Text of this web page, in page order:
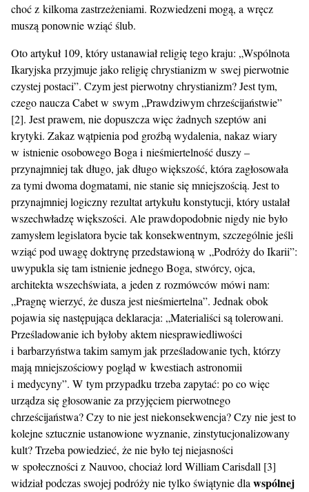
choć z kilkoma zastrzeżeniami. Rozwiedzeni mogą, a wręcz
muszą ponownie wziąć ślub.
Oto artykuł 109, który ustanawiał religię tego kraju: „Wspólnota
Ikaryjska przyjmuje jako religię chrystianizm w swej pierwotnie
czystej postaci”. Czym jest pierwotny chrystianizm? Jest tym,
czego naucza Cabet w swym „Prawdziwym chrześcijaństwie”
[2]. Jest prawem, nie dopuszcza więc żadnych szeptów ani
krytyki. Zakaz wątpienia pod groźbą wydalenia, nakaz wiary
w istnienie osobowego Boga i nieśmiertelność duszy –
przynajmniej tak długo, jak długo większość, która zagłosowała
za tymi dwoma dogmatami, nie stanie się mniejszością. Jest to
przynajmniej logiczny rezultat artykułu konstytucji, który ustalał
wszechwładzę większości. Ale prawdopodobnie nigdy nie było
zamysłem legislatora bycie tak konsekwentnym, szczególnie jeśli
wziąć pod uwagę doktrynę przedstawioną w „Podróży do Ikarii”:
uwypukla się tam istnienie jednego Boga, stwórcy, ojca,
architekta wszechświata, a jeden z rozmówców mówi nam:
„Pragnę wierzyć, że dusza jest nieśmiertelna”. Jednak obok
pojawia się następująca deklaracja: „Materialiści są tolerowani.
Prześladowanie ich byłoby aktem niesprawiedliwości
i barbarzyństwa takim samym jak prześladowanie tych, którzy
mają mniejszościowy pogląd w kwestiach astronomii
i medycyny”. W tym przypadku trzeba zapytać: po co więc
urządza się głosowanie za przyjęciem pierwotnego
chrześcijaństwa? Czy to nie jest niekonsekwencja? Czy nie jest to
kolejne sztucznie ustanowione wyznanie, zinstytucjonalizowany
kult? Trzeba powiedzieć, że nie było tej niejasności
w społeczności z Nauvoo, chociaż lord William Carisdall [3]
widział podczas swojej podróży nie tylko świątynie dla wspólnej